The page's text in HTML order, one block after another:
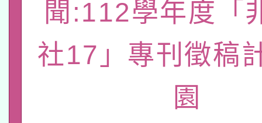
業成長研習」實施計畫
族教育國際趨勢與發展
新北市政府教育局辦理
師專業成長研習實施計
方素養工作坊新北場」
函轉國立臺灣師範大學
族語言臺北學習中心
「族語學習班」招生簡
轉知有關國立成功大學
文教學共融平台-教案
年度COVID-19疫苗接
轉知經濟部水利署委託
聞:112學年度「
社17」專刊徵稿
園